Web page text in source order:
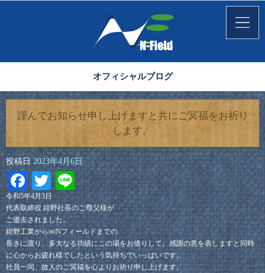
オフィシャルブログ
謹んでお知らせ申し上げますと共にご冥福をお祈り
します。
投稿日 2023年4月6日
Facebook
Twitter
Line
令和5年4月3日
代表取締役 紺野社長のご尊父様が
ご逝去されました。
紺野工業から㈱Nフィールドまでの
長きに渡り、多大なる功績にこの場をお借りして、感謝の意を表しますと同時
に心からお疲れ様でしたという気持ちでいっぱいです。
社員一同、故人のご冥福を心よりお祈り申し上げます。